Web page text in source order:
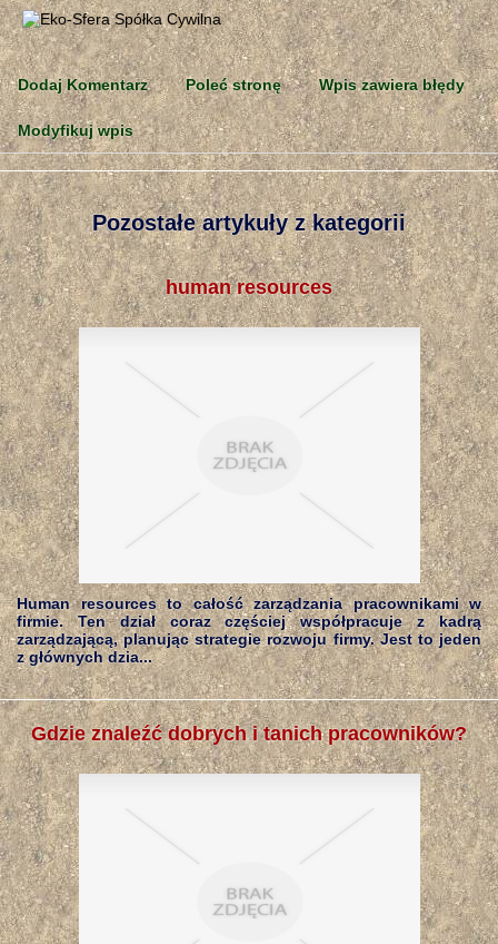
Dodaj Komentarz Poleć stronę Wpis zawiera błędy
Modyfikuj wpis
Pozostałe artykuły z kategorii
human resources
Human resources to całość zarządzania pracownikami w
firmie. Ten dział coraz częściej współpracuje z kadrą
zarządzającą, planując strategie rozwoju firmy. Jest to jeden
z głównych dzia...
Gdzie znaleźć dobrych i tanich pracowników?